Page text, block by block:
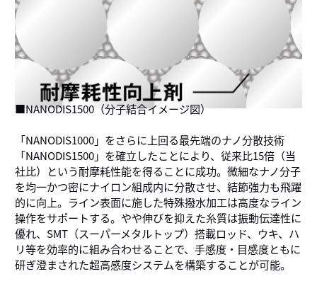
■NANODIS1500（分子結合イメージ図）
「NANODIS1000」をさらに上回る最先端のナノ分散技術
「NANODIS1500」を確立したことにより、従来比15倍（当
社比）という耐摩耗性能を得ることに成功。微細なナノ分子
を均一かつ密にナイロン組成内に分散させ、結節強力も飛躍
的に向上。ライン表面に施した特殊撥水加工は高度なライン
操作をサポートする。やや伸びを抑えた糸質は振動伝達性に
優れ、SMT（スーパーメタルトップ）搭載ロッド、ウキ、ハ
リ等を効率的に組み合わせることで、手感度・目感度ともに
研ぎ澄まされた超高感度システムを構築することが可能。